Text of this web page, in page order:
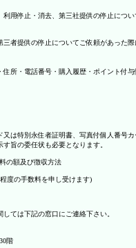
用停止・消去、第三社提供の停止につ
者提供の停止についてご依頼があっ
所・電話番号・購入履歴・ポイント付
は特別永住者証明書、写真付個人番号カ
旨の委任状も必要となります。
の額及び徴収方法
度の手数料を申し受けます)
ては下記の窓口にご連絡下さい。
階